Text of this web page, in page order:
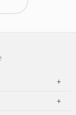
не